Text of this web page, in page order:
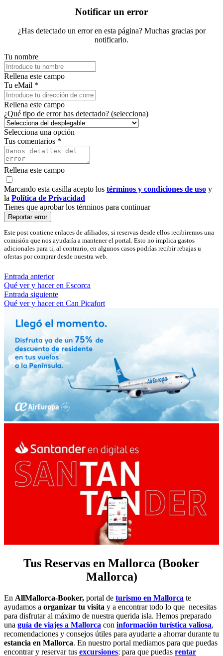
Notificar un error
¿Has detectado un error en esta página? Muchas gracias por
notificarlo.
Tu nombre
Rellena este campo
Tu eMail *
Rellena este campo
¿Qué tipo de error has detectado? (selecciona)
Selecciona una opción
Tus comentarios *
Rellena este campo
Marcando esta casilla acepto los términos y condiciones de uso y
la Política de Privacidad
Tienes que aprobar los términos para continuar
Reportar error
Este post contiene enlaces de afiliados; si reservas desde ellos recibiremos una
comisión que nos ayudaría a mantener el portal. Esto no implica gastos
adicionales para ti, al contrario, en algunos casos podrías recibir rebajas u
ofertas por comprar desde nuestra web.
Entrada anterior
Qué ver y hacer en Escorca
Entrada siguiente
Qué ver y hacer en Can Picafort
Tus Reservas en Mallorca (Booker
Mallorca)
En AllMallorca-Booker, portal de turismo en Mallorca te
ayudamos a organizar tu visita y a encontrar todo lo que necesitas
para disfrutar al máximo de nuestra querida isla. Hemos preparado
una guía de viajes a Mallorca con información turística valiosa,
recomendaciones y consejos útiles para ayudarte a ahorrar durante tu
estancia en Mallorca. En nuestro portal mediamos para que puedas
encontrar y reservar tus excursiones; para que puedas rentar